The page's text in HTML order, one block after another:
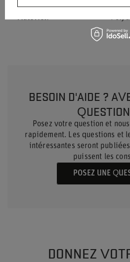
Matériel
BESOIN D'AIDE ?
Posez votre question et
rapidement. Les questions et
intéressantes seront
puissent les
POSEZ UNE
DONNEZ